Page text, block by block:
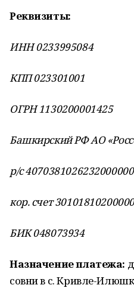
Реквизиты:
ИНН 0233995084
КПП 023301001
ОГРН 1130200001425
Башкирский РФ АО
р/с
кор. счет
БИК 048073934
Назначение платежа:
совни в с. Кривле-